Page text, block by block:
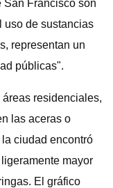
Francisco son
uso de sustancias
representan un
públicas".
residenciales,
las aceras o
ciudad encontró
mayor
El gráfico